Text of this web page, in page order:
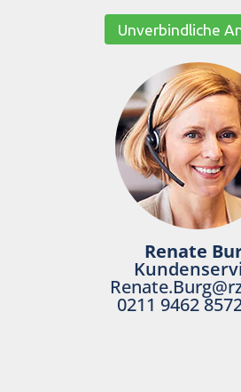
Unverbindliche
Renate
0211 9462